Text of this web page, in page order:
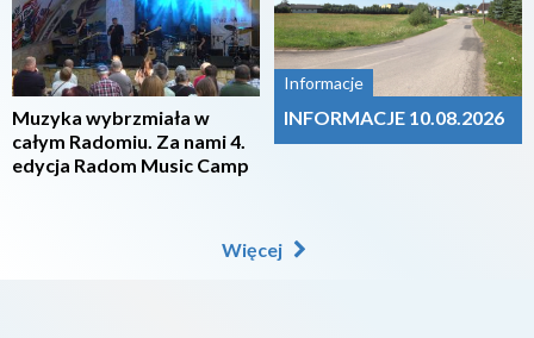
Muzyka wybrzmiała w
całym Radomiu. Za nami 4.
edycja Radom Music Camp
Informacje
INFORMACJE 10.08.2026
Więcej